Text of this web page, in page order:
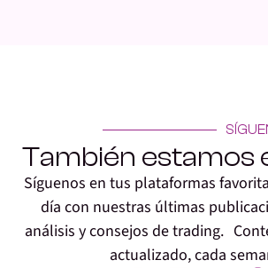
También estamos
Síguenos en tus plataformas
día con nuestras últimas
análisis y consejos de trading.
actualizado, cada